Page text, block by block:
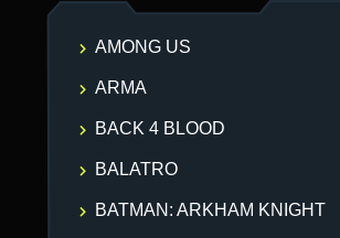
AMONG US
ARMA
BACK 4 BLOOD
BALATRO
BATMAN: ARKHAM KNIGHT